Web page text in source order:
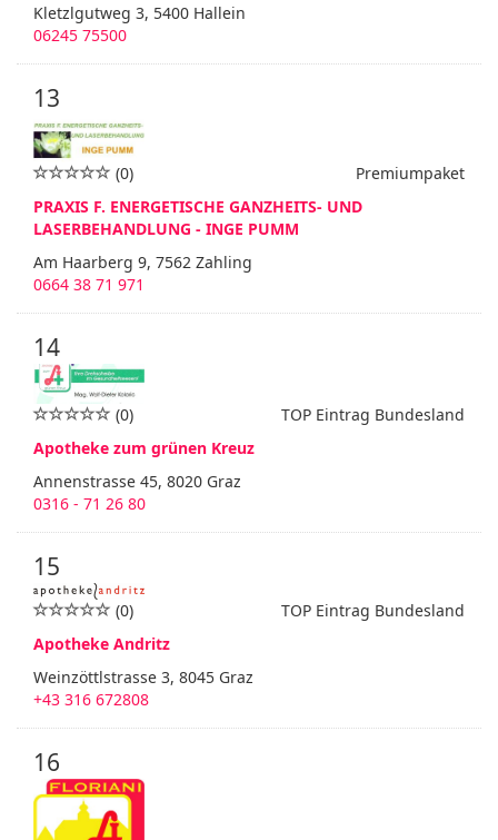
Kletzlgutweg 3, 5400 Hallein
06245 75500
13
Premiumpaket
(0)
PRAXIS F. ENERGETISCHE GANZHEITS- UND
LASERBEHANDLUNG - INGE PUMM
Am Haarberg 9, 7562 Zahling
0664 38 71 971
14
TOP Eintrag Bundesland
(0)
Apotheke zum grünen Kreuz
Annenstrasse 45, 8020 Graz
0316 - 71 26 80
15
TOP Eintrag Bundesland
(0)
Apotheke Andritz
Weinzöttlstrasse 3, 8045 Graz
+43 316 672808
16